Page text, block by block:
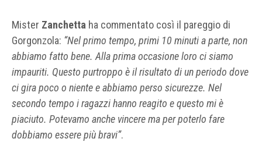
Mister Zanchetta ha commentato così il pareggio di
Gorgonzola: “Nel primo tempo, primi 10 minuti a parte, non
abbiamo fatto bene. Alla prima occasione loro ci siamo
impauriti. Questo purtroppo è il risultato di un periodo dove
ci gira poco o niente e abbiamo perso sicurezze. Nel
secondo tempo i ragazzi hanno reagito e questo mi è
piaciuto. Potevamo anche vincere ma per poterlo fare
dobbiamo essere più bravi”.